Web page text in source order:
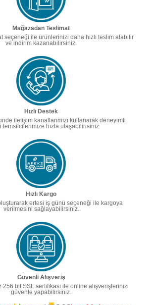
Mağazadan Teslimat
seçeneği ile ürünlerinizi daha hızlı teslim alabilir
ve indirim kazanabilirsiniz.
Hızlı Destek
iletişim kanallarımızı kullanarak deneyimli
temsilcilerimize hızla ulaşabilirisiniz.
Hızlı Kargo
ertesi iş günü seçeneği ile kargoya
verilmesini sağlayabilirsiniz.
Güvenli Alışveriş
bit SSL sertifikası ile online alışverişlerinizi
güvenle yapabilirsiniz.